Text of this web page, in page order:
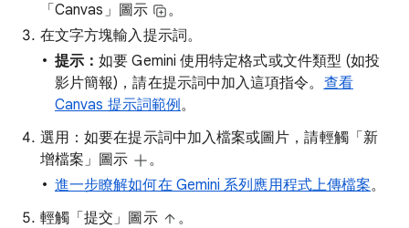
「Canvas」圖示
。
在文字方塊輸入提示詞。
提示：如要 Gemini 使用特定格式或文件類型 (如投
影片簡報)，請在提示詞中加入這項指令。 查看
Canvas 提示詞範例。
選用：如要在提示詞中加入檔案或圖片，請輕觸「新
增檔案」圖示
。
進一步瞭解如何在 Gemini 系列應用程式上傳檔案。
輕觸「提交」圖示
。